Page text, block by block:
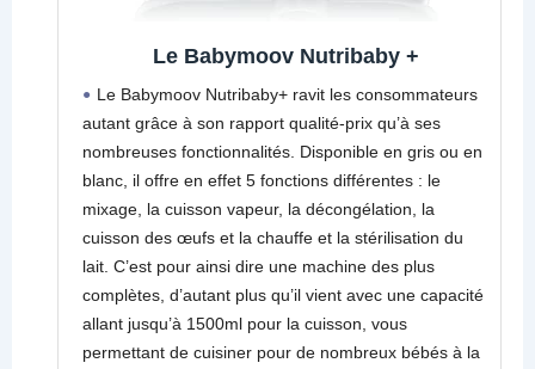
Le Babymoov Nutribaby +
Le Babymoov Nutribaby+ ravit les consommateurs
autant grâce à son rapport qualité-prix qu’à ses
nombreuses fonctionnalités. Disponible en gris ou en
blanc, il offre en effet 5 fonctions différentes : le
mixage, la cuisson vapeur, la décongélation, la
cuisson des œufs et la chauffe et la stérilisation du
lait. C’est pour ainsi dire une machine des plus
complètes, d’autant plus qu’il vient avec une capacité
allant jusqu’à 1500ml pour la cuisson, vous
permettant de cuisiner pour de nombreux bébés à la